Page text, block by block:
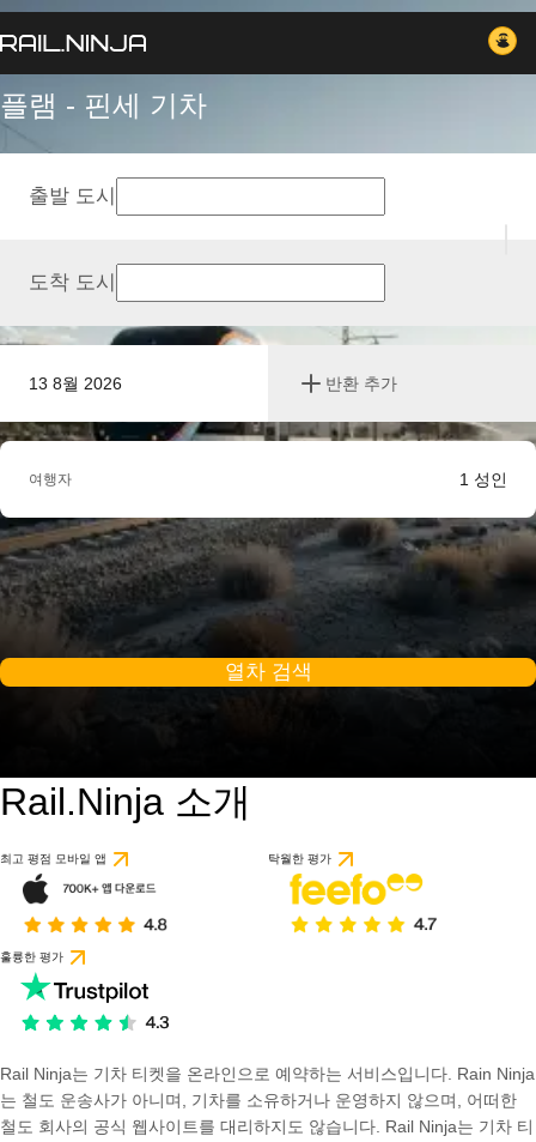
플램 - 핀세 기차
13 8월 2026 반환 추가
출발 도시
도착 도시
여행자 1 성인
열차 검색
Rail.Ninja 소개
최고 평점 모바일 앱 탁월한 평가
훌륭한 평가
Rail Ninja는 기차 티켓을 온라인으로 예약하는 서비스입니다. Rain Ninja
는 철도 운송사가 아니며, 기차를 소유하거나 운영하지 않으며, 어떠한
철도 회사의 공식 웹사이트를 대리하지도 않습니다. Rail Ninja는 기차 티